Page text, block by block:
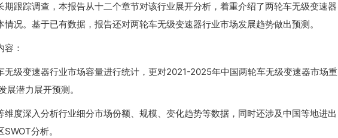
跟踪调查，本报告从十二个章节对该行业展开分析，着重介绍了两轮车无级变速器
况。基于已有数据，报告还对两轮车无级变速器行业市场发展趋势做出预测。
：
无级变速器行业市场容量进行统计，更对2021-2025年中国两轮车无级变速器市场重
潜力展开预测。
度深入分析行业细分市场份额、规模、变化趋势等数据，同时还涉及中国等地进出
分析。